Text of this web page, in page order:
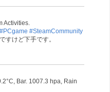
Activities.
#PCgame #SteamCommunity
すけど下手です。
Bar. 1007.3 hpa, Rain